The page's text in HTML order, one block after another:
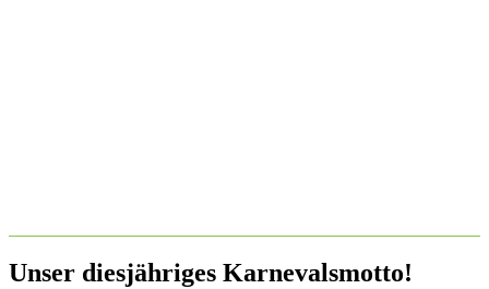
Unser diesjähriges Karnevalsmotto!